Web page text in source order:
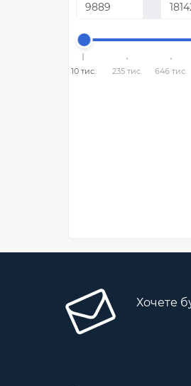
10 тис. 235 тис. 646 тис.
Хочете